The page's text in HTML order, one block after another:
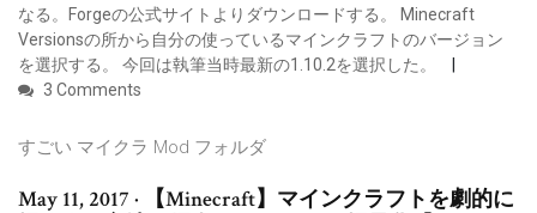
なる。Forgeの公式サイトよりダウンロードする。 Minecraft
Versionsの所から自分の使っているマインクラフトのバージョン
を選択する。 今回は執筆当時最新の1.10.2を選択した。
3 Comments
すごい マイクラ Mod フォルダ
May 11, 2017 · 【Minecraft】マインクラフトを劇的に